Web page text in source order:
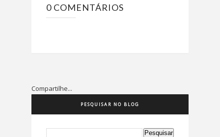
0 COMENTÁRIOS
Compartilhe...
PESQUISAR NO BLOG